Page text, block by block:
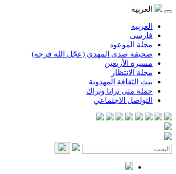
العربية
العربية
فارسی
مجلة الموعود
صحيفة صدى المهدي (عجّل الله فرجه)
مسيرة الأربعين
مجلة الانتظار
بيت الثقافة المهدوية
حملة متى ترانا ونراك
التواصل الاجتماعي